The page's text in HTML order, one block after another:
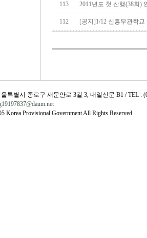
113 2011년도 첫 산행(38회)
112 [공지]1/12 신흥무관학
특별시 종로구 새문안로 3길 3, 내일신문 B1 / TEL :
Korea Provisional Government All Rights Reserved